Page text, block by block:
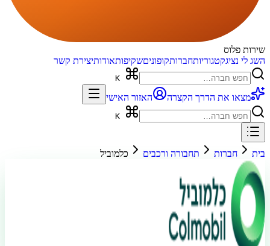
שירות פלוס
השג לי נציגקטגוריותחברותקופוניםשקיפותאודותיצירת קשר
מצאו את הדרך הקצרה האזור האישי
בית חברות תחבורה ורכבים כלמוביל